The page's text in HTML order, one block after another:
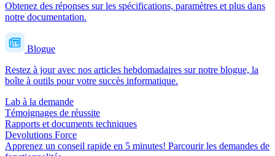
Obtenez des réponses sur les spécifications, paramètres et plus dans
notre documentation.
Blogue
Restez à jour avec nos articles hebdomadaires sur notre blogue, la
boîte à outils pour votre succès informatique.
Lab à la demande
Témoignages de réussite
Rapports et documents techniques
Devolutions Force
Apprenez un conseil rapide en 5 minutes! Parcourir les demandes de